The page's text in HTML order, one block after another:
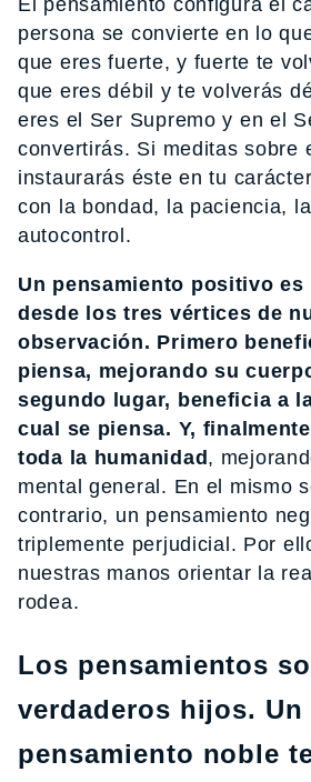
El pensamiento configura el
persona se convierte en lo
que eres fuerte, y fuerte te
que eres débil y te volverás
eres el Ser Supremo y en el
convertirás. Si meditas sobre
instaurarás éste en tu
con la bondad, la paciencia,
autocontrol.
Un pensamiento positivo
desde los tres vértices de
observación. Primero
piensa, mejorando su
segundo lugar, beneficia a
cual se piensa. Y,
toda la humanidad ,
mental general. En el mismo
contrario, un pensamiento
triplemente perjudicial. Por
nuestras manos orientar la
rodea.
Los pensamientos
verdaderos hijos. Un
pensamiento noble